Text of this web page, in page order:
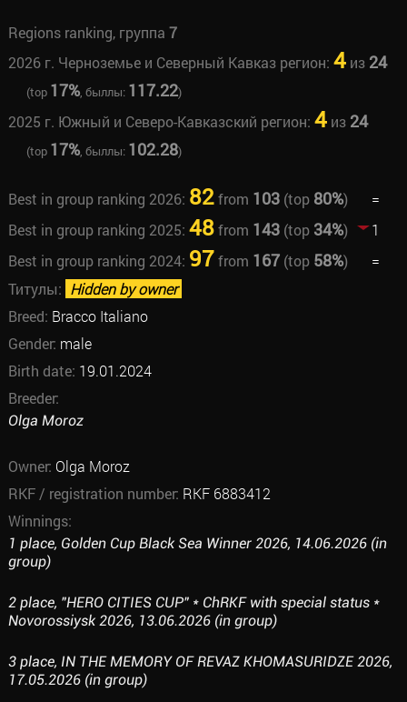
Regions ranking, группа 7
2026 г. Черноземье и Северный Кавказ регион: 4из 24
(top 17%, быллы: 117.22)
2025 г. Южный и Северо-Кавказский регион: 4из 24
(top 17%, быллы: 102.28)
Best in group ranking 2026: 82from 103(top 80%)
=
Best in group ranking 2025: 48from 143(top 34%)
1
Best in group ranking 2024: 97from 167(top 58%)
=
Титулы: Hidden by owner
Breed: Bracco Italiano
Gender: male
Birth date: 19.01.2024
Breeder:
Olga Moroz
Owner: Olga Moroz
RKF / registration number: RKF 6883412
Winnings:
1 place, Golden Cup Black Sea Winner 2026, 14.06.2026 (in
group)
2 place, "HERO CITIES CUP" * ChRKF with special status *
Novorossiysk 2026, 13.06.2026 (in group)
3 place, IN THE MEMORY OF REVAZ KHOMASURIDZE 2026,
17.05.2026 (in group)